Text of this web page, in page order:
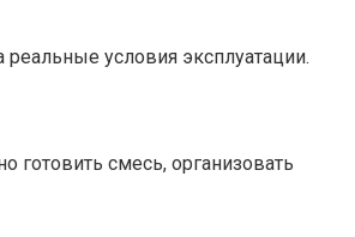
условия эксплуатации.
смесь, организовать